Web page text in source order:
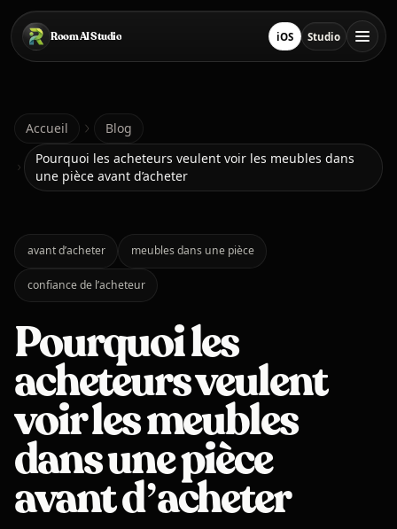
Passer au contenu principal
Room AI Studio
Accueil iOSTélécharger sur App
StudioOuvrir le
Room AI Studio
Langue
Français
Accueil
Blog
Pourquoi les acheteurs veulent voir les meubles dans
une pièce avant d’acheter
avant d’acheter meubles dans une pièce
confiance de l’acheteur
Pourquoi les
acheteurs veulent
voir les meubles
dans une pièce
avant d’acheter